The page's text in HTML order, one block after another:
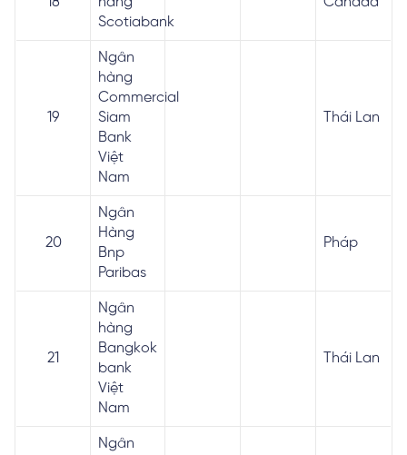
Scotiabank
19
Ngân
hàng
Commercial
Siam
Bank
Việt
Nam
Thái Lan
20
Ngân
Hàng
Bnp
Paribas
Pháp
21
Ngân
hàng
Bangkok
bank
Việt
Nam
Thái Lan
Ngân